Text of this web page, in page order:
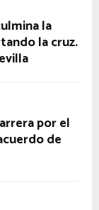
la
la cruz.
por el
de